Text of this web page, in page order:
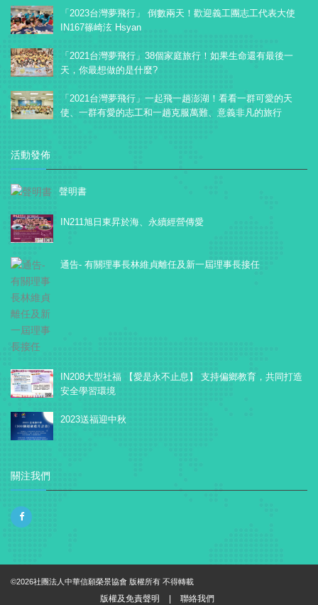
「2023台灣夢飛行」 倒數兩天！歡迎義工團志工代表大使
IN167篠崎泫 Hsyan
「2021台灣夢飛行」38個家庭旅行！如果生命還有最後一
天，你最想做的是什麼?
「2021台灣夢飛行」一起飛一趟澎湖！看看一群可愛的天
使、一群有愛的志工和一趟克服萬難、意義非凡的旅行
活動發佈
聲明書
IN211旭日東昇於海、永續經營傳愛
通告- 有關理事長林維貞離任及新一屆理事長接任
IN208大型社福 【愛是永不止息】 支持偏鄉教育，共同打造
安全學習環境
2023送福迎中秋
關注我們
©2026社團法人中華信願榮景協會 版權所有 不得轉載
版權及免責聲明 聯絡我們